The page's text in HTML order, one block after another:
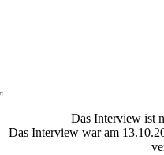
Das Interview ist
Das Interview war am